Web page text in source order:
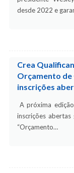
desde 2022 e
Crea
Orçamento de
inscrições
A próxima
inscrições
“Orçamento…